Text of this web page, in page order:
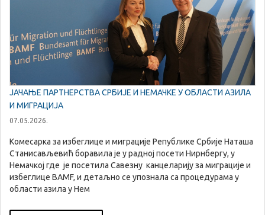
ЈАЧАЊЕ ПАРТНЕРСТВА СРБИЈЕ И НЕМАЧКЕ У ОБЛАСТИ АЗИЛА
И МИГРАЦИЈА
07.05.2026.
Комесарка за избеглице и миграције Републике Србије Наташа
Станисављевић боравила је у радној посети Нирнбергу, у
Немачкој где је посетила Савезну канцеларију за миграције и
избеглице BAMF, и детаљно се упознала са процедурама у
области азила у Нем